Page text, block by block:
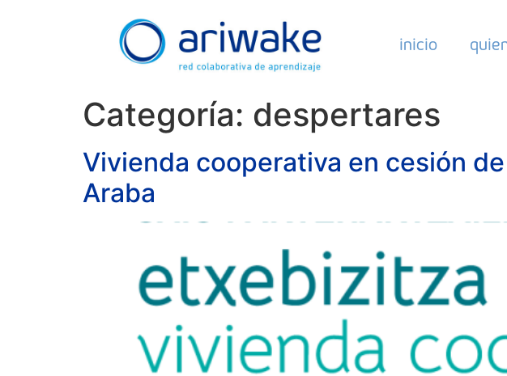
inicio
Categoría: despertares
Vivienda cooperativa en cesión
Araba